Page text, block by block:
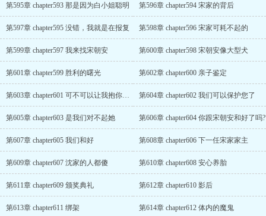
第595章 chapter593 那是因为白小姐聪明 第596章 chapter594 宋家的背后
第597章 chapter595 没错，我就是在报复 第598章 chapter596 宋家可耗不起的
第599章 chapter597 我来找宋朝安 第600章 chapter598 宋朝安像大型犬
第601章 chapter599 胜利的曙光 第602章 chapter600 亲子鉴定
第603章 chapter601 可不可以让我抱你一下 第604章 chapter602 我们可以保护您了
第605章 chapter603 是我们对不起她 第606章 chapter604 你跟宋朝安和好了吗?
第607章 chapter605 我们和好 第608章 chapter606 下一任宋家家主
第609章 chapter607 沈家的人都傻 第610章 chapter608 安心养胎
第611章 chapter609 颁奖典礼 第612章 chapter610 影后
第613章 chapter611 绑架 第614章 chapter612 体内的魔鬼